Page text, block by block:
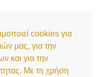
cookies για
μας, για την
και για την
Με τη χρήση